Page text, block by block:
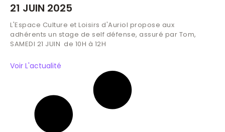
21 JUIN 2025
L'Espace Culture et Loisirs d'Auriol propose aux
adhérents un stage de self défense, assuré par Tom,
SAMEDI 21 JUIN de 10H à 12H
Voir L'actualité